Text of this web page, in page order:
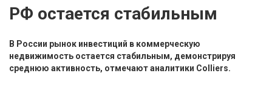
РФ остается стабильным
В России рынок инвестиций в коммерческую
недвижимость остается стабильным, демонстрируя
среднюю активность, отмечают аналитики Colliers.